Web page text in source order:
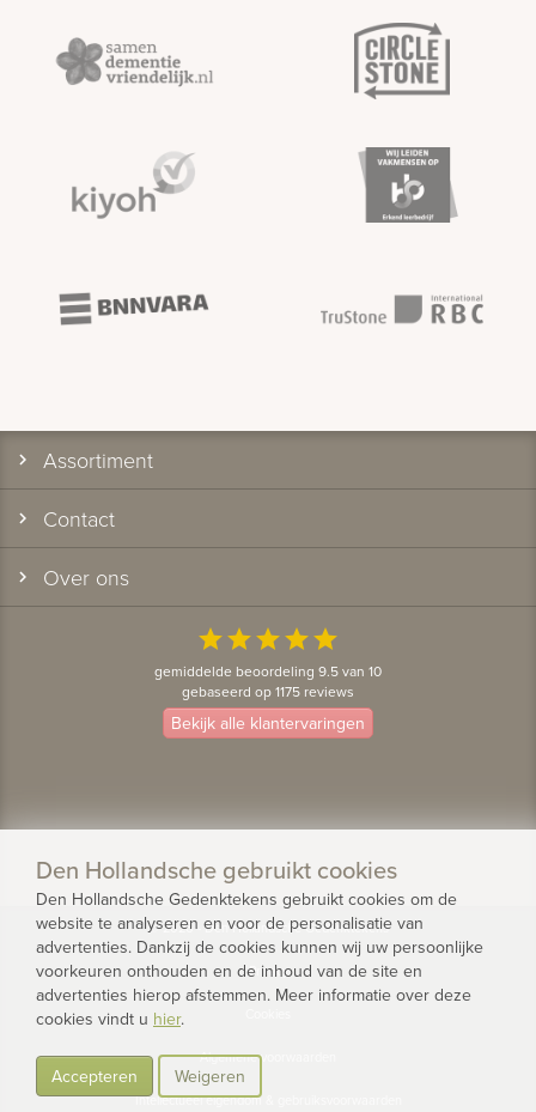
Assortiment
Contact
Over ons
starstarstarstarstar
gemiddelde beoordeling 9.5 van 10
gebaseerd op 1175 reviews
Bekijk alle klantervaringen
© 2026 - Den Hollandsche Gedenktekens
Privacy
Algemene voorwaarden
Intellectueel eigendom & gebruiksvoorwaarden
Den Hollandsche gebruikt cookies
Den Hollandsche Gedenktekens gebruikt cookies om de
website te analyseren en voor de personalisatie van
advertenties. Dankzij de cookies kunnen wij uw persoonlijke
voorkeuren onthouden en de inhoud van de site en
advertenties hierop afstemmen. Meer informatie over deze
cookies vindt u hier.
Accepteren Weigeren